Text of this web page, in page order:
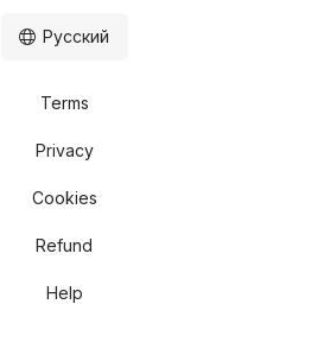
Terms
Privacy
Cookies
Refund
Help
Русский